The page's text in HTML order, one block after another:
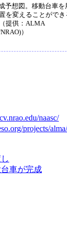
予想図。移動台車を
を変えることができ
提供：ALMA
）
naasc/
projects/alma/
車が完成